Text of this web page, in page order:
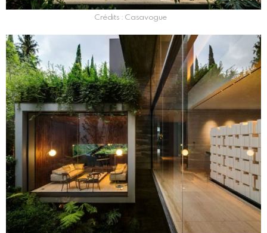
Crédits : Casavogue